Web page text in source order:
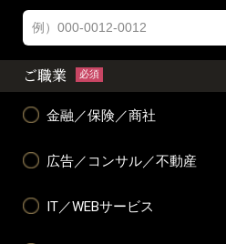
ご職業 必須
金融／保険／商社
広告／コンサル／不動産
IT／WEBサービス